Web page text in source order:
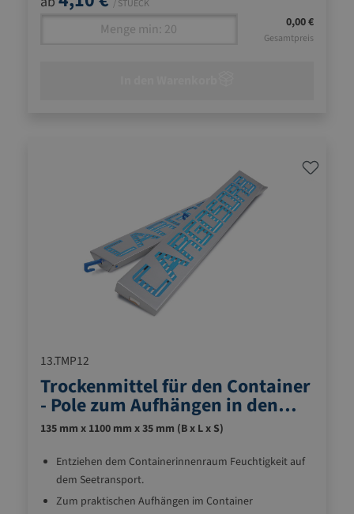
/ STUECK
0,00 €
Gesamtpreis
13.TMP12
Trockenmittel für den Container
- Pole zum Aufhängen in den
Container-Zurrpunkten
135 mm x 1100 mm x 35 mm (B x L x S)
Entziehen dem Containerinnenraum Feuchtigkeit auf
dem Seetransport.
Zum praktischen Aufhängen im Container